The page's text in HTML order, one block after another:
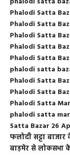
Phalodi Satta
Phalodi Satta
Phalodi Satta
Phalodi Satta
Phalodi Satta
phalodi satta
Phalodi Satta
Phalodi Satta
Phalodi Satta
phalodi satta
Satta Bazar 26
फलोदी सट्टा
बाड़मेर से लोकसभा के